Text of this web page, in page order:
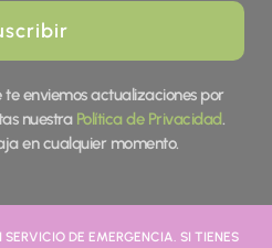
enviemos actualizaciones por
nuestra Política de Privacidad.
en cualquier momento.
DE EMERGENCIA. SI TIENES